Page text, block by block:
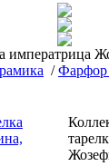
императрица
/Фарфор